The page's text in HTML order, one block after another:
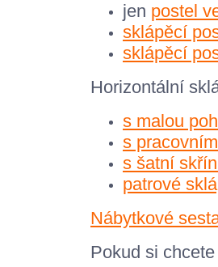
jen postel
sklápěcí
sklápěcí
Horizontální
s malou
s
s šatní
patrové
Nábytkové
Pokud si